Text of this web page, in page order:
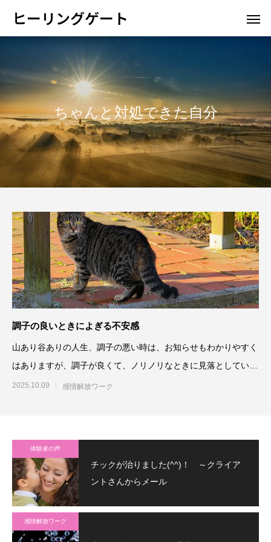
ヒーリングゲート
ちゃんと対処できた自分
調子の良いときによぎる不安感
山あり谷ありの人生、調子の悪い時は、お知らせもわかりやすく
はありますが、調子が良くて、ノリノリなときに見落としている
ものがあるので
2025.10.09 感情解放ワーク
体験者の声
チックが治りました(^^)！ ～クライア
ントさんからメール
感情解放ワーク